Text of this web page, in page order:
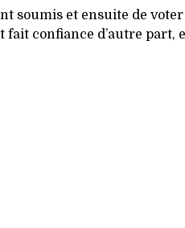
soumis et ensuite de
confiance d’autre part,